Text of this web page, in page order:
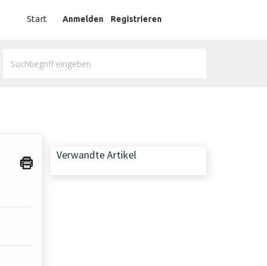
Start Anmelden Registrieren
Verwandte Artikel